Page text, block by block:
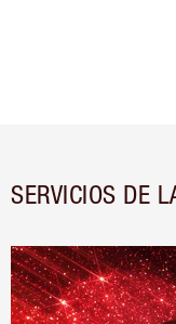
SERVICIOS DE